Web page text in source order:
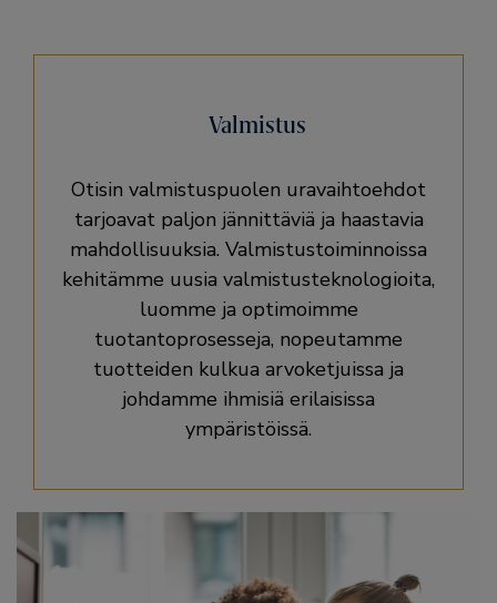
Valmistus
Otisin valmistuspuolen uravaihtoehdot
tarjoavat paljon jännittäviä ja haastavia
mahdollisuuksia. Valmistustoiminnoissa
kehitämme uusia valmistusteknologioita,
luomme ja optimoimme
tuotantoprosesseja, nopeutamme
tuotteiden kulkua arvoketjuissa ja
johdamme ihmisiä erilaisissa
ympäristöissä.